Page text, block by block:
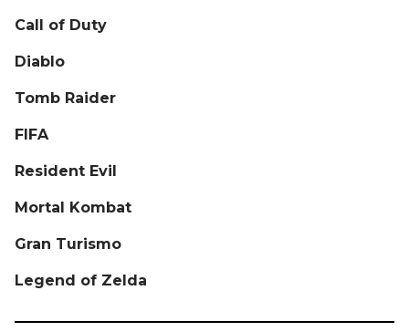
Call of Duty
Diablo
Tomb Raider
FIFA
Resident Evil
Mortal Kombat
Gran Turismo
Legend of Zelda